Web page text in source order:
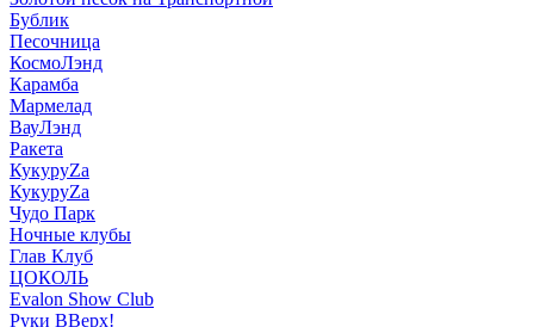
Бублик
Песочница
КосмоЛэнд
Карамба
Мармелад
ВауЛэнд
Ракета
КукуруZа
КукуруZа
Чудо Парк
Ночные клубы
Глав Клуб
ЦОКОЛЬ
Evalon Show Club
Руки ВВерх!